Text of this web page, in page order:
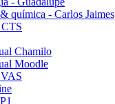
química - Carlos Jaimes
Chamilo
Moodle